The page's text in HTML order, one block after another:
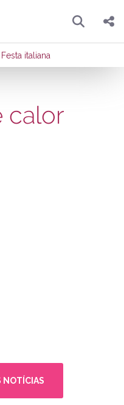
Pesquisar
Compartilhar
Enviar por Whatsapp
Festa italiana
calor
NOTÍCIAS